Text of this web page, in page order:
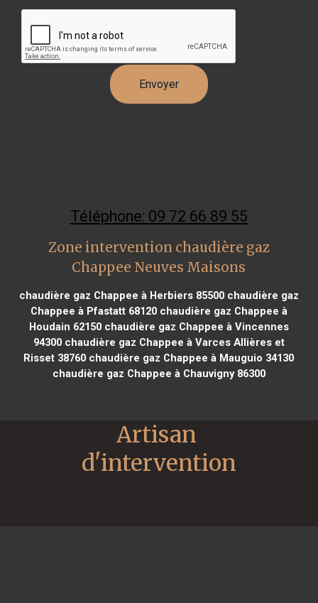
Téléphone: 09 72 66 89 55
Zone intervention chaudière gaz
Chappee Neuves Maisons
chaudière gaz Chappee à Herbiers 85500chaudière gaz
Chappee à Pfastatt 68120chaudière gaz Chappee à
Houdain 62150chaudière gaz Chappee à Vincennes
94300chaudière gaz Chappee à Varces Allières et
Risset 38760 chaudière gaz Chappee à Mauguio 34130
chaudière gaz Chappee à Chauvigny 86300
Artisan
d'intervention